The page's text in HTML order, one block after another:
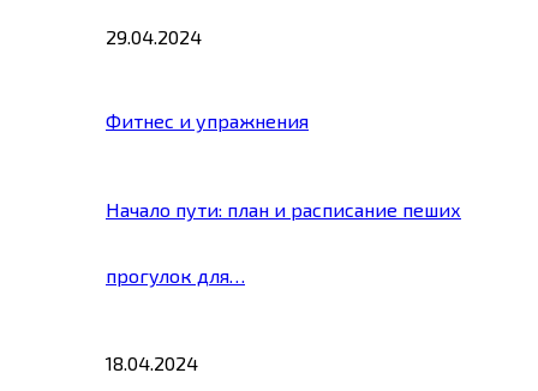
29.04.2024
Фитнес и упражнения
Начало пути: план и расписание пеших
прогулок для…
18.04.2024